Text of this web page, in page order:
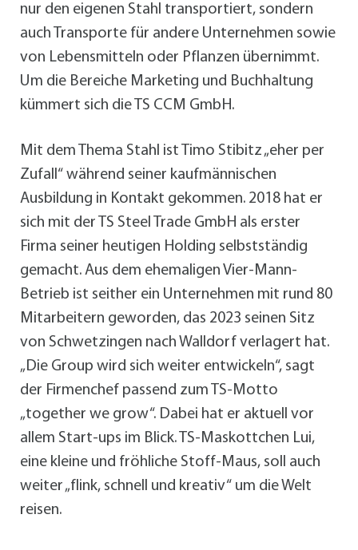
nur den eigenen Stahl transportiert, sondern
auch Transporte für andere Unternehmen sowie
von Lebensmitteln oder Pflanzen übernimmt.
Um die Bereiche Marketing und Buchhaltung
kümmert sich die TS CCM GmbH.
Mit dem Thema Stahl ist Timo Stibitz „eher per
Zufall“ während seiner kaufmännischen
Ausbildung in Kontakt gekommen. 2018 hat er
sich mit der TS Steel Trade GmbH als erster
Firma seiner heutigen Holding selbstständig
gemacht. Aus dem ehemaligen Vier-Mann-
Betrieb ist seither ein Unternehmen mit rund 80
Mitarbeitern geworden, das 2023 seinen Sitz
von Schwetzingen nach Walldorf verlagert hat.
„Die Group wird sich weiter entwickeln“, sagt
der Firmenchef passend zum TS-Motto
„together we grow“. Dabei hat er aktuell vor
allem Start-ups im Blick. TS-Maskottchen Lui,
eine kleine und fröhliche Stoff-Maus, soll auch
weiter „flink, schnell und kreativ“ um die Welt
reisen.